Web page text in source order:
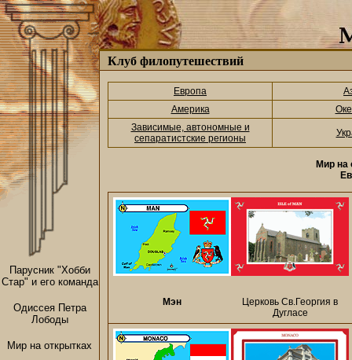
Парусник "Хобби
Стар" и его команда
Одиссея Петра
Лободы
Мир на открытках
Клуб филопутешествий
Европа
Америка
Зависимые, автономные и
сепаратистские регионы
Мир на
Мэн
Церковь Св.Георгия в
Дугласе